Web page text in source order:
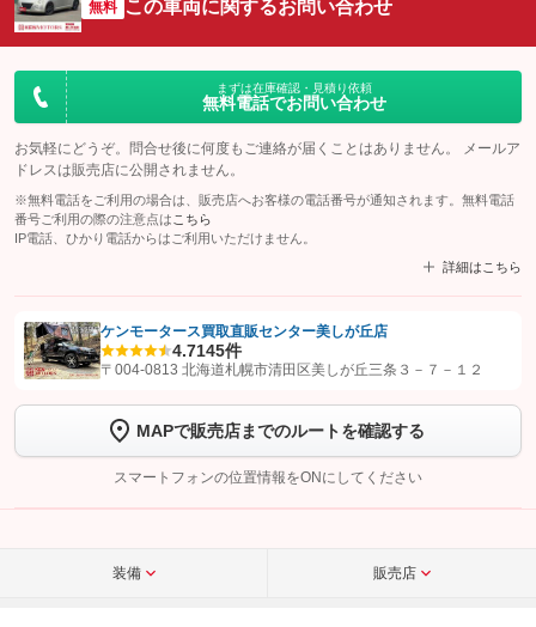
無料 この車両に関するお問い合わせ
まずは在庫確認・見積り依頼
無料電話でお問い合わせ
お気軽にどうぞ。問合せ後に何度もご連絡が届くことはありません。 メールア
ドレスは販売店に公開されません。
※無料電話をご利用の場合は、販売店へお客様の電話番号が通知されます。無料電話
番号ご利用の際の注意点は こちら
IP電話、ひかり電話からはご利用いただけません。
詳細はこちら
【STEP1】認証画面でグーネットを友だち追加してから「許可する」ボタンを押
トーク画面で
ボタンをタップして問い合わせを
完了してください。
こちら
ケンモータース買取直販センター美しが丘店
4.7145件
〒004-0813 北海道札幌市清田区美しが丘三条３－７－１２
MAPで販売店までのルートを確認する
スマートフォンの位置情報をONにしてください
装備 販売店